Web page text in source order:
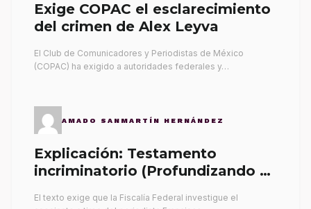
Exige COPAC el esclarecimiento
del crimen de Alex Leyva
El Club de Comunicadores y Periodistas de México
(COPAC) ha exigido a autoridades federales y…
AMADO SANMARTÍN HERNÁNDEZ
Explicación: Testamento
incriminatorio (Profundizando su
El texto exige que la Fiscalía Federal investigue el